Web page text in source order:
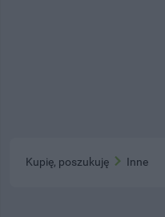
Kupię, poszukuję Inne